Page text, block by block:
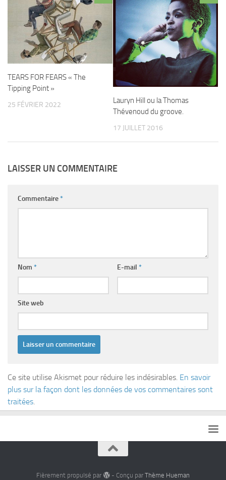
TEARS FOR FEARS « The
Tipping Point »
25 FÉVRIER 2022
Lauryn Hill ou la Thomas
Thévenoud du groove.
17 JUILLET 2016
LAISSER UN COMMENTAIRE
Commentaire*
Nom * E-mail *
Site web
Ce site utilise Akismet pour réduire les indésirables. En savoir
plus sur la façon dont les données de vos commentaires sont
traitées.
Fièrement propulsé par - Conçu par Thème Hueman